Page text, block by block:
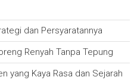
dan Persyaratannya
Renyah Tanpa Tepung
yang Kaya Rasa dan Sejarah